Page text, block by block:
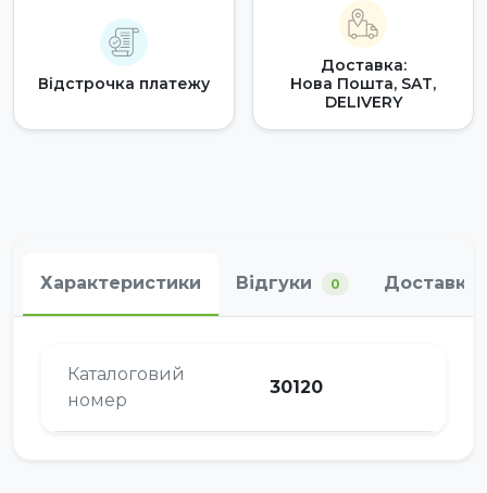
Відстрочка платежу
Доставка:
Нова Пошта, SAT,
DELIVERY
Характеристики Відгуки 0 Доставка
Каталоговий
номер
30120